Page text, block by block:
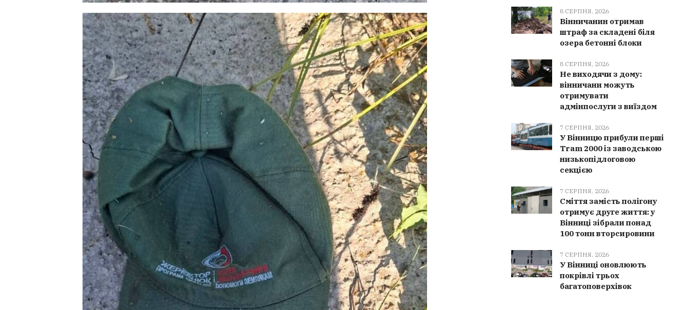
8 СЕРПНЯ, 2026
Вінничанин отримав
штраф за складені біля
озера бетонні блоки
8 СЕРПНЯ, 2026
Не виходячи з дому:
вінничани можуть
отримувати
адмінпослуги з виїздом
7 СЕРПНЯ, 2026
У Вінницю прибули перші
Tram 2000 із заводською
низькопідлоговою
секцією
7 СЕРПНЯ, 2026
Сміття замість полігону
отримує друге життя: у
Вінниці зібрали понад
100 тонн вторсировини
7 СЕРПНЯ, 2026
У Вінниці оновлюють
покрівлі трьох
багатоповерхівок